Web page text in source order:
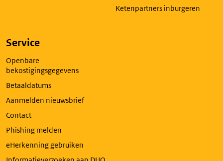
Ketenpartners inburgeren
Service
Openbare
bekostigingsgegevens
Betaaldatums
Aanmelden nieuwsbrief
Contact
Phishing melden
eHerkenning gebruiken